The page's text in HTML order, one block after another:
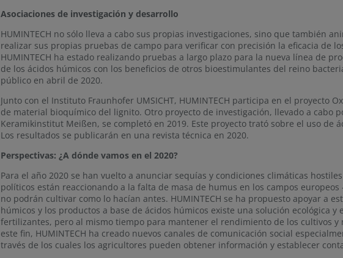
Asociaciones de investigación y desarrollo
HUMINTECH no sólo lleva a cabo sus propias investigaciones, sino que también
realizar sus propias pruebas de campo para verificar con precisión la eficacia de
HUMINTECH ha estado realizando pruebas a largo plazo para la nueva línea de
de los ácidos húmicos con los beneficios de otros bioestimulantes del reino
público en abril de 2020.
Junto con el Instituto Fraunhofer UMSICHT, HUMINTECH participa en el proyecto
de material bioquímico del lignito. Otro proyecto de investigación, llevado a cabo
Keramikinstitut Meißen, se completó en 2019. Este proyecto trató sobre el uso de
Los resultados se publicarán en una revista técnica en 2020.
Perspectivas: ¿A dónde vamos en el 2020?
Para el año 2020 se han vuelto a anunciar sequías y condiciones climáticas
políticos están reaccionando a la falta de masa de humus en los campos
no podrán cultivar como lo hacían antes. HUMINTECH se ha propuesto apoyar a
húmicos y los productos a base de ácidos húmicos existe una solución ecológica
fertilizantes, pero al mismo tiempo para mantener el rendimiento de los cultivos y
este fin, HUMINTECH ha creado nuevos canales de comunicación social
través de los cuales los agricultores pueden obtener información y establecer